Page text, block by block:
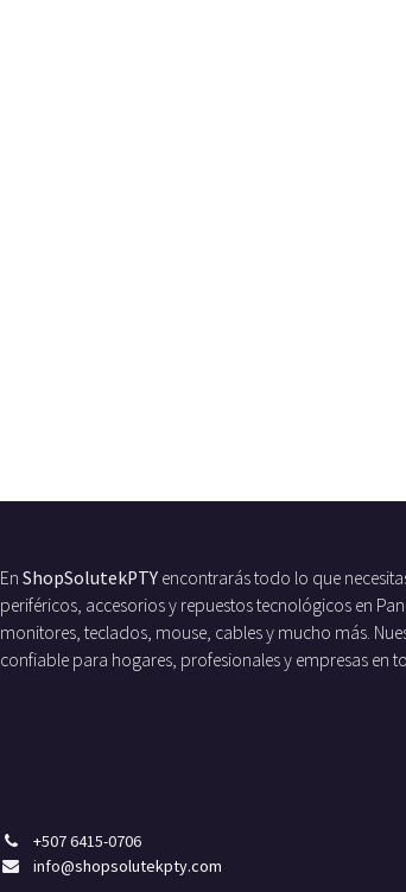
En ShopSolutekPTY encontrarás todo lo que
periféricos, accesorios y repuestos tecnológicos en
monitores, teclados, mouse, cables y mucho más.
confiable para hogares, profesionales y empresas en
+507 6415-0706
info@shopsolutekpty.com